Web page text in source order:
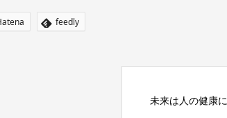
feedly
未来は人の健康